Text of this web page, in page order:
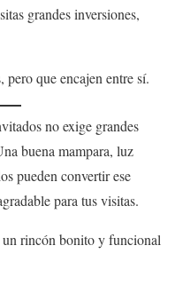
grandes inversiones,
pero que encajen entre sí.
no exige grandes
buena mampara, luz
pueden convertir ese
para tus visitas.
un rincón bonito y funcional